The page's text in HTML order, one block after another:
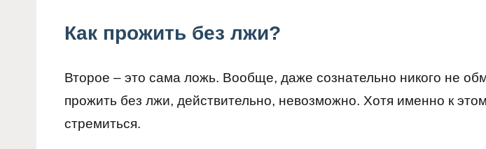
Как прожить без лжи?
Второе – это сама ложь. Вообще, даже сознательно никого не
прожить без лжи, действительно, невозможно. Хотя именно к
стремиться.